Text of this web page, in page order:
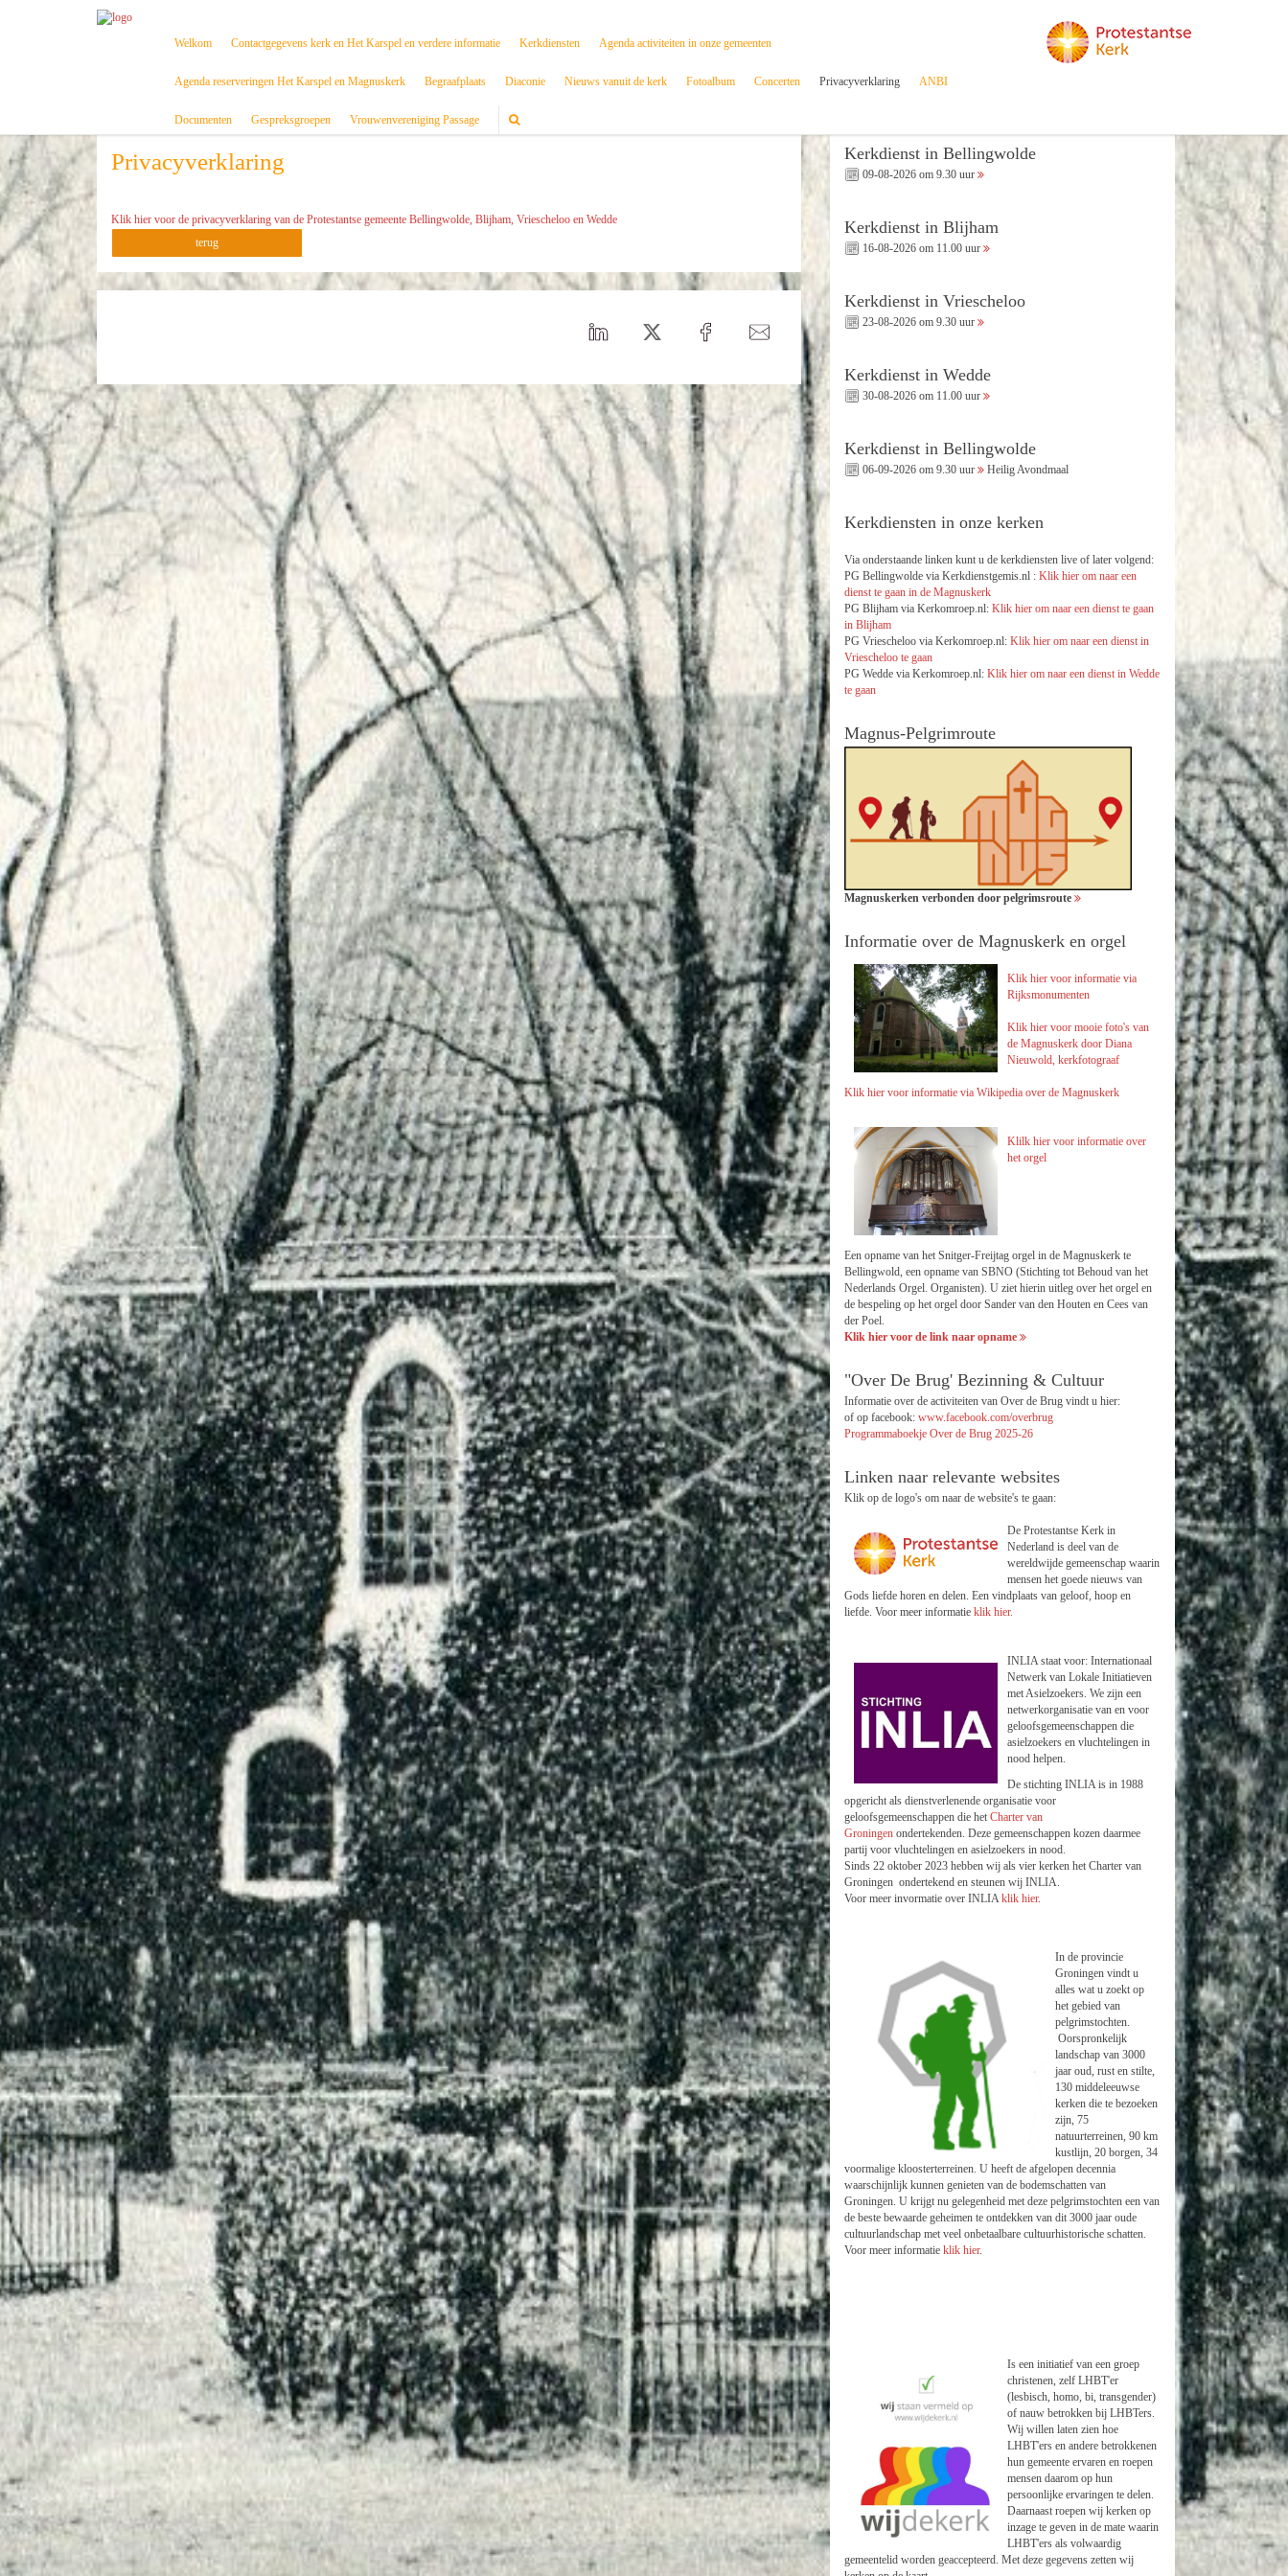
Welkom Contactgegevens kerk en Het Karspel en verdere informatie Kerkdiensten Agenda activiteiten in onze gemeenten
Agenda reserveringen Het Karspel en Magnuskerk Begraafplaats Diaconie Nieuws vanuit de kerk Fotoalbum Concerten Privacyverklaring ANBI
Documenten Gespreksgroepen Vrouwenvereniging Passage
Privacyverklaring
Klik hier voor de privacyverklaring van de Protestantse gemeente Bellingwolde, Blijham, Vriescheloo en Wedde
terug
Kerkdienst in Bellingwolde
09-08-2026 om 9.30 uur
Kerkdienst in Blijham
16-08-2026 om 11.00 uur
Kerkdienst in Vriescheloo
23-08-2026 om 9.30 uur
Kerkdienst in Wedde
30-08-2026 om 11.00 uur
Kerkdienst in Bellingwolde
06-09-2026 om 9.30 uur Heilig Avondmaal
Kerkdiensten in onze kerken
Via onderstaande linken kunt u de kerkdiensten live of later volgend:
PG Bellingwolde via Kerkdienstgemis.nl :Klik hier om naar een
dienst te gaan in de Magnuskerk
PG Blijham via Kerkomroep.nl:Klik hier om naar een dienst te gaan
in Blijham
PG Vriescheloo via Kerkomroep.nl:Klik hier om naar een dienst in
Vriescheloo te gaan
PG Wedde via Kerkomroep.nl:Klik hier om naar een dienst in Wedde
te gaan
Magnus-Pelgrimroute
Magnuskerken verbonden door pelgrimsroute
Informatie over de Magnuskerk en orgel
Klik hier voor informatie via
Rijksmonumenten
Klik hier voor mooie foto's van
de Magnuskerk door Diana
Nieuwold, kerkfotograaf
Klik hier voor informatie via Wikipedia over de Magnuskerk
Klilk hier voor informatie over
het orgel
Een opname van het Snitger-Freijtag orgel in de Magnuskerk te
Bellingwold, een opname van SBNO (Stichting tot Behoud van het
Nederlands Orgel. Organisten). U ziet hierin uitleg over het orgel en
de bespeling op het orgel door Sander van den Houten en Cees van
der Poel.
Klik hier voor de link naar opname
"Over De Brug' Bezinning & Cultuur
Informatie over de activiteiten van Over de Brug vindt u hier:
of op facebook:www.facebook.com/overbrug
Programmaboekje Over de Brug 2025-26
Linken naar relevante websites
Klik op de logo's om naar de website's te gaan:
De Protestantse Kerk in
Nederland is deel van de
wereldwijde gemeenschap waarin
mensen het goede nieuws van
Gods liefde horen en delen. Een vindplaats van geloof, hoop en
liefde. Voor meer informatieklik hier.
INLIA staat voor: Internationaal
Netwerk van Lokale Initiatieven
met Asielzoekers. We zijn een
netwerkorganisatie van en voor
geloofsgemeenschappen die
asielzoekers en vluchtelingen in
nood helpen.
De stichting INLIA is in 1988
opgericht als dienstverlenende organisatie voor
geloofsgemeenschappen die hetCharter van
Groningen ondertekenden. Deze gemeenschappen kozen daarmee
partij voor vluchtelingen en asielzoekers in nood.
Sinds 22 oktober 2023 hebben wij als vier kerken het Charter van
Groningen ondertekend en steunen wij INLIA.
Voor meer invormatie over INLIAklik hier.
In de provincie
Groningen vindt u
alles wat u zoekt op
het gebied van
pelgrimstochten.
Oorspronkelijk
landschap van 3000
jaar oud, rust en stilte,
130 middeleeuwse
kerken die te bezoeken
zijn, 75
natuurterreinen, 90 km
kustlijn, 20 borgen, 34
voormalige kloosterterreinen. U heeft de afgelopen decennia
waarschijnlijk kunnen genieten van de bodemschatten van
Groningen. U krijgt nu gelegenheid met deze pelgrimstochten een van
de beste bewaarde geheimen te ontdekken van dit 3000 jaar oude
cultuurlandschap met veel onbetaalbare cultuurhistorische schatten.
Voor meer informatieklik hier.
Is een initiatief van een groep
christenen, zelf LHBT'er
(lesbisch, homo, bi, transgender)
of nauw betrokken bij LHBTers.
Wij willen laten zien hoe
LHBT'ers en andere betrokkenen
hun gemeente ervaren en roepen
mensen daarom op hun
persoonlijke ervaringen te delen.
Daarnaast roepen wij kerken op
inzage te geven in de mate waarin
LHBT'ers als volwaardig
gemeentelid worden geaccepteerd. Met deze gegevens zetten wij